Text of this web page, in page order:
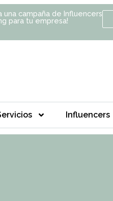
una campaña de Influencers
para tu empresa!
Influencers